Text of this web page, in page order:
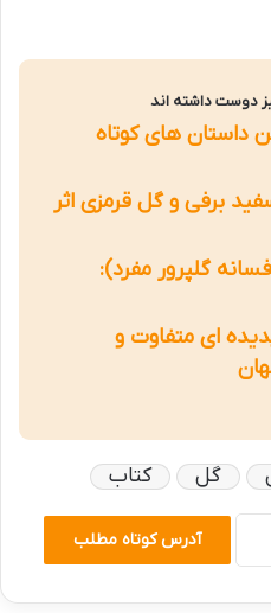
دوست داشته اند
داستان های کوتاه
برفی و گل قرمزی اثر
گلپرور مفرد):
ای متفاوت و
گل کتاب
آدرس کوتاه مطلب